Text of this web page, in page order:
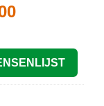
Huidige
is:
€ 2.199,00.